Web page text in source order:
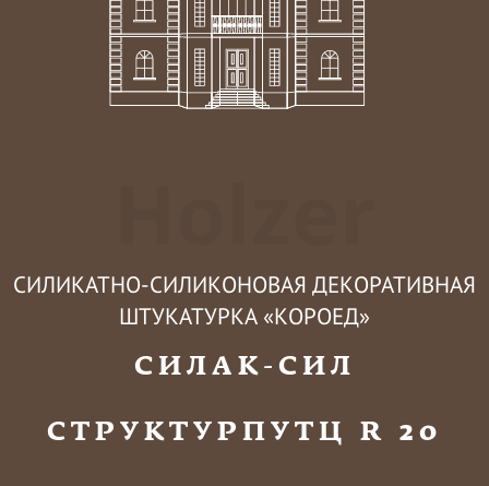
СИЛИКАТНО-СИЛИКОНОВАЯ ДЕКОРАТИВНАЯ
ШТУКАТУРКА «КОРОЕД»
СИЛАК-СИЛ
СТРУКТУРПУТЦ R 20